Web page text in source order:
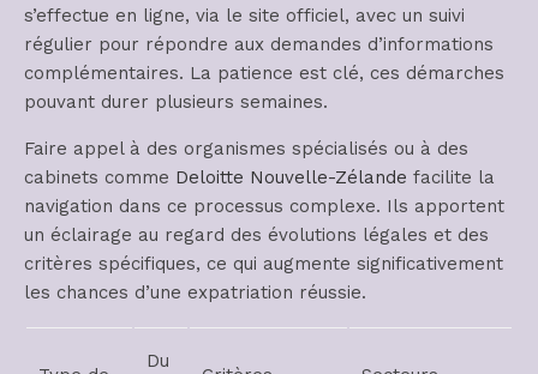
s’effectue en ligne, via le site officiel, avec un suivi
régulier pour répondre aux demandes d’informations
complémentaires. La patience est clé, ces démarches
pouvant durer plusieurs semaines.
Faire appel à des organismes spécialisés ou à des
cabinets comme Deloitte Nouvelle-Zélande facilite la
navigation dans ce processus complexe. Ils apportent
un éclairage au regard des évolutions légales et des
critères spécifiques, ce qui augmente significativement
les chances d’une expatriation réussie.
Du